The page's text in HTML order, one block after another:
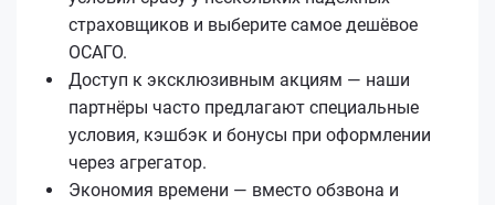
страховщиков и выберите самое дешёвое
ОСАГО.
Доступ к эксклюзивным акциям — наши
партнёры часто предлагают специальные
условия, кэшбэк и бонусы при оформлении
через агрегатор.
Экономия времени — вместо обзвона и